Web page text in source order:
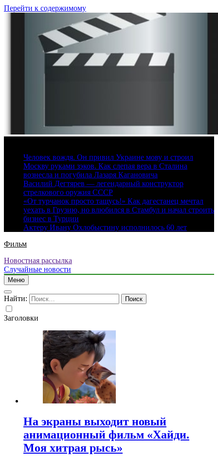
Перейти к содержимому
Человек вождя. Он привил Украине мову и строил
Москву руками зэков. Как слепая вера в Сталина
вознесла и погубила Лазаря Кагановича
Василий Дегтярев — легендарный конструктор
стрелкового оружия СССР
«От турчанок просто тащусь!» Как дагестанец мечтал
уехать в Грузию, но влюбился в Стамбул и начал строить
бизнес в Турции
Актеру Ивану Охлобыстину исполнилось 60 лет
Фильм
Новостная рассылка
Случайные новости
Меню
Найти:
Заголовки
На экраны выходит новый
анимационный фильм «Хайди.
Моя хитрая рысь»